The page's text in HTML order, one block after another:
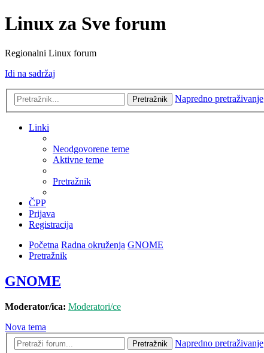
Linux za Sve forum
Regionalni Linux forum
Idi na sadržaj
Pretražnik Napredno pretraživanje
Linki
Neodgovorene teme
Aktivne teme
Pretražnik
ČPP
Prijava
Registracija
Početna Radna okruženja GNOME
Pretražnik
GNOME
Moderator/ica: Moderatori/ce
Nova tema
Pretražnik
Napredno pretraživanje